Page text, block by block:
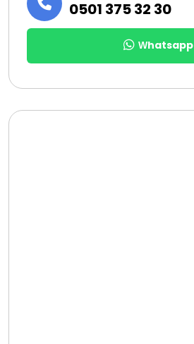
0501 375 32 30
Whatsapp